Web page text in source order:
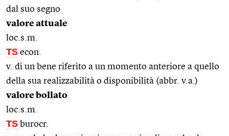
dal suo segno
valore attuale
loc.s.m.
TS econ.
v. di un bene riferito a un momento anteriore a quello
della sua realizzabilità o disponibilità (abbr. v.a.)
valore bollato
loc.s.m.
TS burocr.